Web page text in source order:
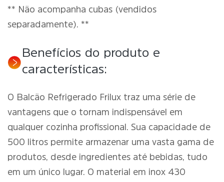
** Não acompanha cubas (vendidos
separadamente). **
Benefícios do produto e
características:
O Balcão Refrigerado Frilux traz uma série de
vantagens que o tornam indispensável em
qualquer cozinha profissional. Sua capacidade de
500 litros permite armazenar uma vasta gama de
produtos, desde ingredientes até bebidas, tudo
em um único lugar. O material em inox 430